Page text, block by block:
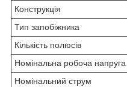
Конструкція
Тип запобіжника
Кількість полюсів
Номінальна робоча напруга
Номінальний струм